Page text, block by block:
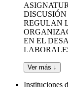
REGULAN
EN EL
Ver más ↓
Instituciones